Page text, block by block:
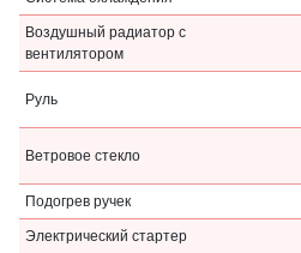
Воздушный радиатор с
вентилятором
Руль
Ветровое стекло
Подогрев ручек
Электрический стартер